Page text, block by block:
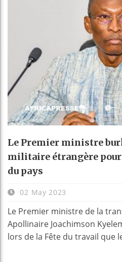
Le Premier ministre
militaire étrangère pour
du pays
02 May 2023
Le Premier ministre de la
Apollinaire Joachimson
lors de la Fête du travail que